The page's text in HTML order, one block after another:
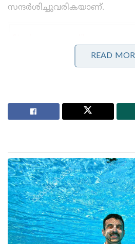
സന്ദർശിച്ചുവരികയാണ്.
സേനാനികൾ വെടിയുണ്ടകൾ
ഏറ്റുവാങ്ങിയിരുന്നു’ ; മഹുവാ
പരിഹസിച്ച് സുപ്രീം കോടതി
ഡെറാഡൂണിലെ
നരേന്ദ്ര മോദിയും കേന്ദ്ര
ഷായും മുഖ്യമന്ത്രി പുഷ്കർ
ഫോണിൽ സംസാരിച്ച
ദുരിതബാധിത പ്രദേശങ്ങളിൽ
പൂർണ്ണ സജ്ജീകരണത്തോടെ
രക്ഷാപ്രവർത്തനങ്ങളും
READ